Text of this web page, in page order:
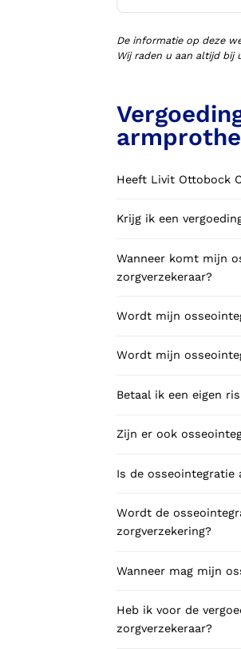
schoenen
De informatie op deze
Wij raden u aan altijd bij
Heeft Livit Ottobock
Krijg ik een
Wanneer komt mijn
zorgverzekeraar?
Wordt mijn
Wordt mijn
Betaal ik een eigen
Zijn er ook
Is de osseointegratie
Wordt de
zorgverzekering?
Wanneer mag mijn
Heb ik voor de
zorgverzekeraar?